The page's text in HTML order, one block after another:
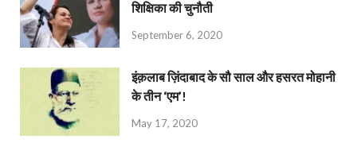
शिक्षिका की चुनौती
September 6, 2020
इंक़लाब ज़िंदाबाद के सौ साल और हसरत मोहानी
के तीन ‘एम’!
May 17, 2020